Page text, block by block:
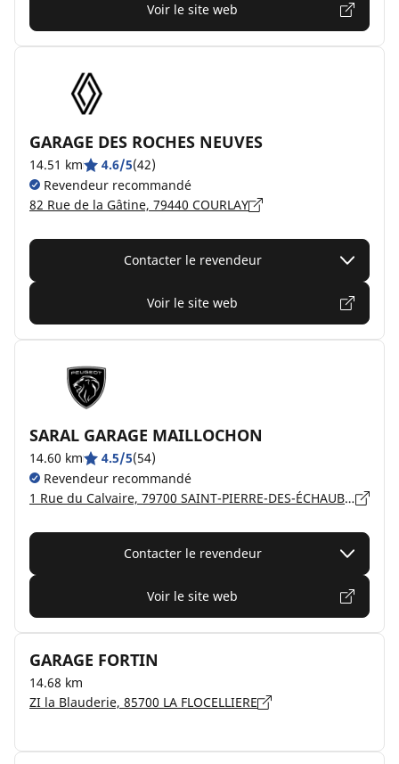
Voir le site web
GARAGE DES ROCHES NEUVES
14.51 km 4.6/5(42)
Revendeur recommandé
82 Rue de la Gâtine, 79440 COURLAY
Contacter le revendeur
Voir le site web
SARAL GARAGE MAILLOCHON
14.60 km 4.5/5(54)
Revendeur recommandé
1 Rue du Calvaire, 79700 SAINT-PIERRE-DES-ÉCHAUBROGNES
Contacter le revendeur
Voir le site web
GARAGE FORTIN
14.68 km
ZI la Blauderie, 85700 LA FLOCELLIERE